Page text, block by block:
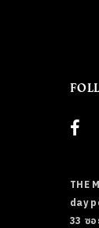
THE
day
33 ซ